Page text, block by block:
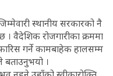
स्थानीय सरकारको नै
। वैदेशिक रोजगारीका क्रममा
गर्ने कामबाहेक हालसम्म
।